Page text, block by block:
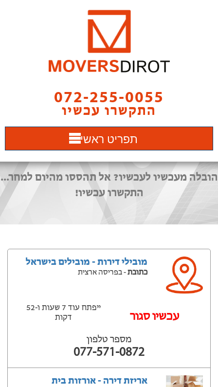
072-255-0055
התקשרו עכשיו
תפריט ראשי
הובלה מעכשיו לעכשיו? אל תהססו מהיום למחר...
התקשרו עכשיו!
מובילי דירות - מובילים בישראל
כתובת- בפריסה ארצית
עכשיו סגור
ייפתח עוד 7 שעות ‫ו-52
דקות
מספר טלפון
077-571-0872
אריזת דירה - אורזות בית